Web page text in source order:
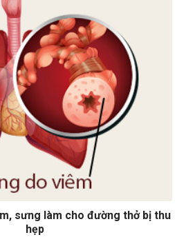
sưng làm cho đường thở bị thu
hẹp